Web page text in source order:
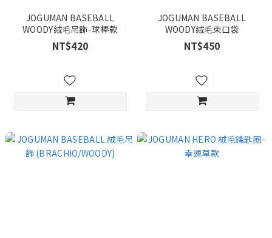
JOGUMAN BASEBALL
WOODY絨毛吊飾-球棒款
NT$420
JOGUMAN BASEBALL
WOODY絨毛束口袋
NT$450